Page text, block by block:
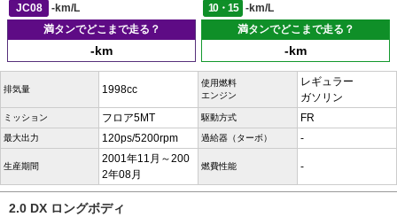
JC08
-km/L 10・15
-km/L
満タンでどこまで走る？
-km
満タンでどこまで走る？
-km
排気量 1998cc
使用燃料
エンジン
レギュラー
ガソリン
ミッション フロア5MT 駆動方式 FR
最大出力 120ps/5200rpm 過給器（ターボ） -
生産期間
2001年11月～200
2年08月
燃費性能 -
2.0 DX ロングボディ